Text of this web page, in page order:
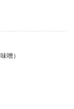
噌）